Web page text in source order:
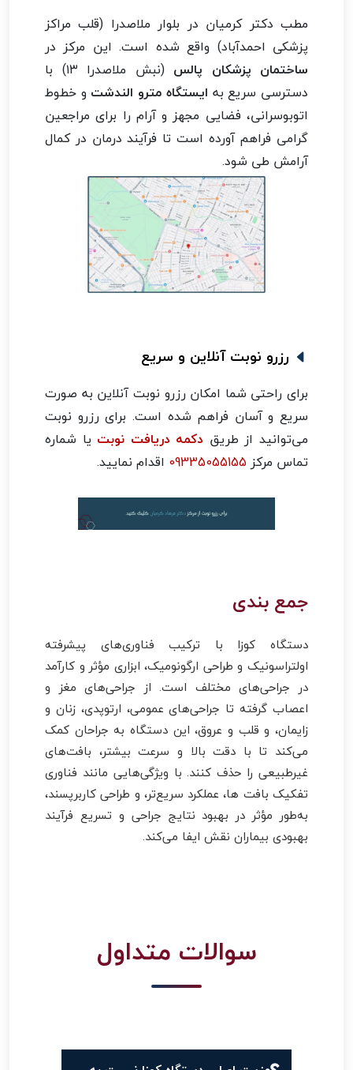
مطب دکتر کرمیان در بلوار ملاصدرا (قلب مراکز
پزشکی احمدآباد) واقع شده است. این مرکز در
ساختمان پزشکان پالس
(نبش ملاصدرا ۱۳) با
دسترسی سریع به ایستگاه مترو الندشت و خطوط
اتوبوسرانی، فضایی مجهز و آرام را برای مراجعین
گرامی فراهم آورده است تا فرآیند درمان در کمال
آرامش طی شود.
رزرو نوبت آنلاین و سریع
برای راحتی شما امکان رزرو نوبت آنلاین به صورت
سریع و آسان فراهم شده است. برای رزرو نوبت
می‌توانید از طریق دکمه دریافت نوبت یا شماره
تماس مرکز 09335055155 اقدام نمایید.
جمع بندی
دستگاه کوزا با ترکیب فناوری‌های پیشرفته
اولتراسونیک و طراحی ارگونومیک، ابزاری مؤثر و کارآمد
در جراحی‌های مختلف است. از جراحی‌های مغز و
اعصاب گرفته تا جراحی‌های عمومی، ارتوپدی، زنان و
زایمان، و قلب و عروق، این دستگاه به جراحان کمک
می‌کند تا با دقت بالا و سرعت بیشتر، بافت‌های
غیرطبیعی را حذف کنند. با ویژگی‌هایی مانند فناوری
تفکیک بافت ها، عملکرد سریع‌تر، و طراحی کاربرپسند،
به‌طور مؤثر در بهبود نتایج جراحی و تسریع فرآیند
بهبودی بیماران نقش ایفا می‌کند.
سوالات متداول